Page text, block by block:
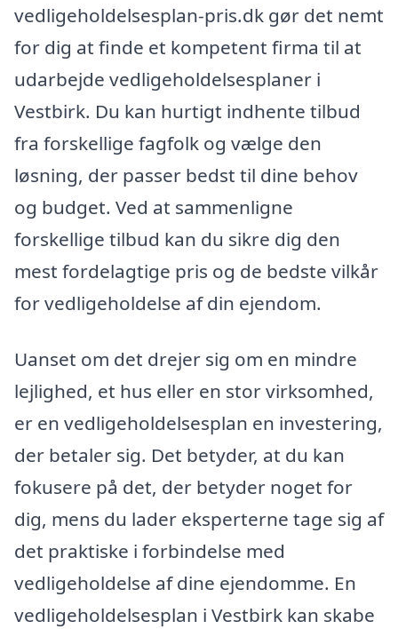
vedligeholdelsesplan-pris.dk gør det nemt
for dig at finde et kompetent firma til at
udarbejde vedligeholdelsesplaner i
Vestbirk. Du kan hurtigt indhente tilbud
fra forskellige fagfolk og vælge den
løsning, der passer bedst til dine behov
og budget. Ved at sammenligne
forskellige tilbud kan du sikre dig den
mest fordelagtige pris og de bedste vilkår
for vedligeholdelse af din ejendom.
Uanset om det drejer sig om en mindre
lejlighed, et hus eller en stor virksomhed,
er en vedligeholdelsesplan en investering,
der betaler sig. Det betyder, at du kan
fokusere på det, der betyder noget for
dig, mens du lader eksperterne tage sig af
det praktiske i forbindelse med
vedligeholdelse af dine ejendomme. En
vedligeholdelsesplan i Vestbirk kan skabe